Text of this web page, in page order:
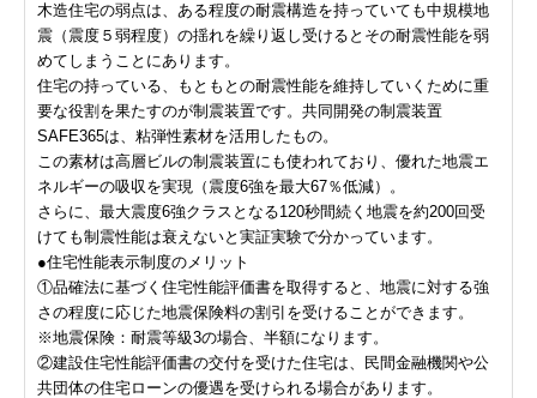
木造住宅の弱点は、ある程度の耐震構造を持っていても中規模地
震（震度５弱程度）の揺れを繰り返し受けるとその耐震性能を弱
めてしまうことにあります。
住宅の持っている、もともとの耐震性能を維持していくために重
要な役割を果たすのが制震装置です。共同開発の制震装置
SAFE365は、粘弾性素材を活用したもの。
この素材は高層ビルの制震装置にも使われており、優れた地震エ
ネルギーの吸収を実現（震度6強を最大67％低減）。
さらに、最大震度6強クラスとなる120秒間続く地震を約200回受
けても制震性能は衰えないと実証実験で分かっています。
●住宅性能表示制度のメリット
①品確法に基づく住宅性能評価書を取得すると、地震に対する強
さの程度に応じた地震保険料の割引を受けることができます。
※地震保険：耐震等級3の場合、半額になります。
②建設住宅性能評価書の交付を受けた住宅は、民間金融機関や公
共団体の住宅ローンの優遇を受けられる場合があります。